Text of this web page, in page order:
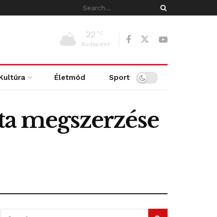
22 °C
Budapest
Életmód Sport
megszerzése